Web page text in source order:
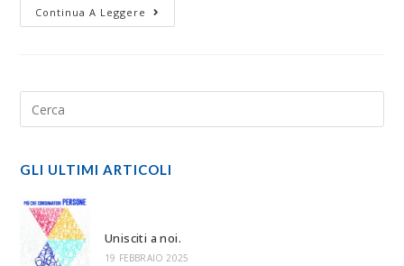
Continua A Leggere
GLI ULTIMI ARTICOLI
Unisciti a noi.
19 FEBBRAIO 2025